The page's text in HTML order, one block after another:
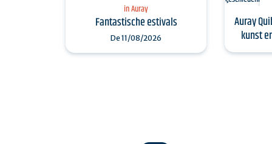
in Auray
Fantastische estivals
De11/08/2026
Auray
kunst